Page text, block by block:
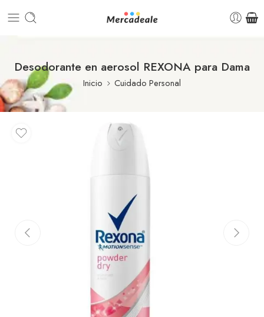
Desodorante en aerosol REXONA para Dama
Inicio Cuidado Personal